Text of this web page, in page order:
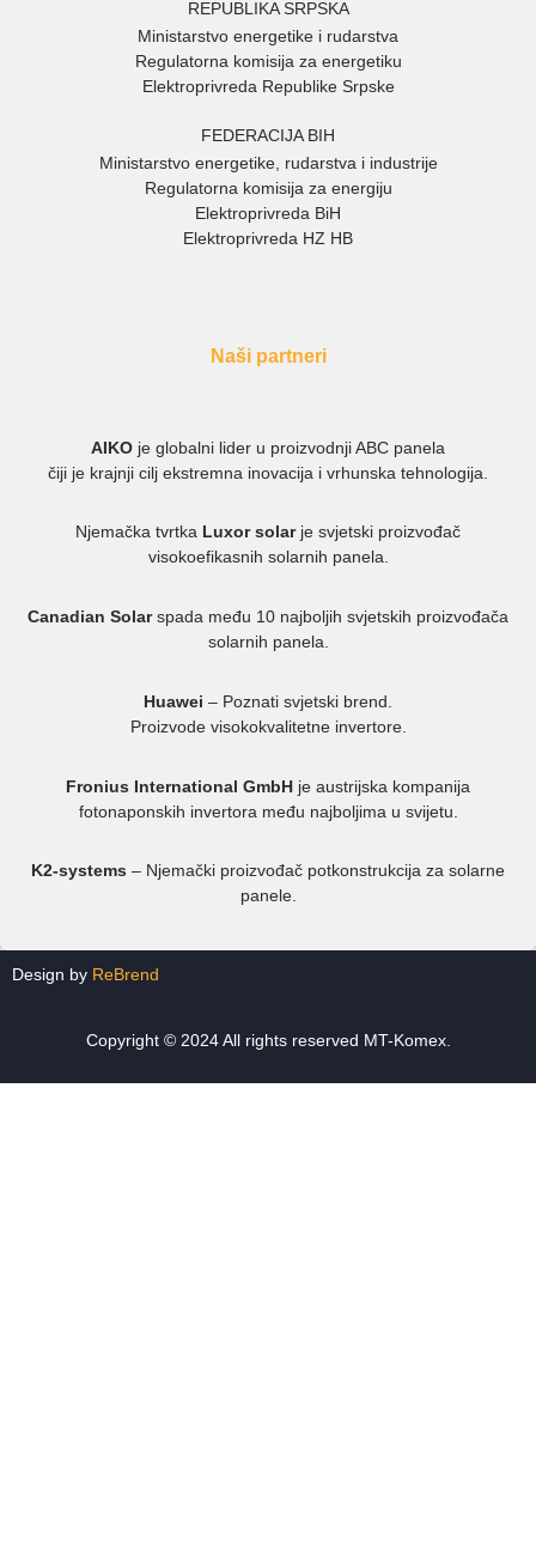
REPUBLIKA SRPSKA
Ministarstvo energetike i rudarstva
Regulatorna komisija za energetiku
Elektroprivreda Republike Srpske
FEDERACIJA BIH
Ministarstvo energetike, rudarstva i industrije
Regulatorna komisija za energiju
Elektroprivreda BiH
Elektroprivreda HZ HB
Naši partneri
AIKO je globalni lider u proizvodnji ABC panela
čiji je krajnji cilj ekstremna inovacija i vrhunska tehnologija.
Njemačka tvrtka Luxor solarje svjetski proizvođač
visokoefikasnih solarnih panela.
Canadian Solarspada među 10 najboljih svjetskih proizvođača
solarnih panela.
Huawei – Poznati svjetski brend.
Proizvode visokokvalitetne invertore.
Fronius International GmbH je austrijska kompanija
fotonaponskih invertora među najboljima u svijetu.
K2-systems – Njemački proizvođač potkonstrukcija za solarne
panele.
Design by ReBrend
Copyright © 2024 All rights reserved MT-Komex.